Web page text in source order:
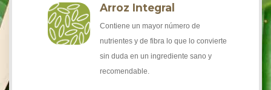
Arroz Integral
Contiene un mayor número de
nutrientes y de fibra lo que lo convierte
sin duda en un ingrediente sano y
recomendable.